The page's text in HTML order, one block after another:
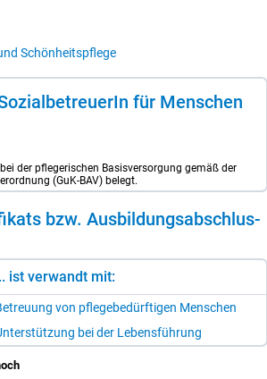
Schönheitspflege
für Men­schen
der pflegerischen Basisversorgung gemäß der
(GuK-BAV) belegt.
bzw. Aus­bil­dungs­ab­schlus­
ist verwandt mit:
von pflegebedürftigen Menschen
bei der Lebensführung